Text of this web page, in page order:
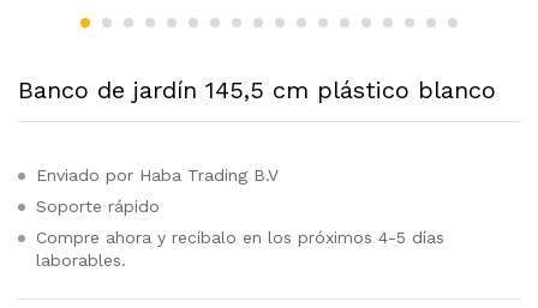
Banco de jardín 145,5 cm plástico blanco
Enviado por Haba Trading B.V
Soporte rápido
Compre ahora y recíbalo en los próximos 4-5 días
laborables.